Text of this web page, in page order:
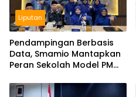
Liputan
Pendampingan Berbasis
Data, Smamio Mantapkan
Peran Sekolah Model PM